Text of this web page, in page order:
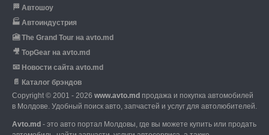
🏁 Автошоу
🏭 Автоиндустрия
🎦 The Grand Tour на avto.md
🎥 TopGear на avto.md
📧 Новости сайта avto.md
📄 Каталог брэндов
Copyright © 2001 - 2026 www.avto.md продажа и покупка автомобилей
в Молдове. Удобный поиск авто, запчастей и услуг для автолюбителей.
Avto.md - это авто портал Молдовы, где вы можете купить или продать